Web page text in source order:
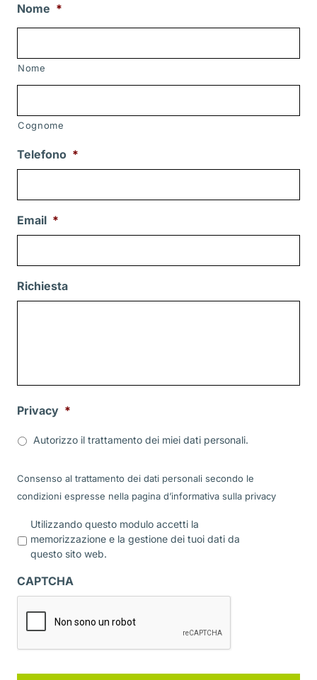
Nome *
Nome
Cognome
Telefono *
Email *
Richiesta
Privacy *
Autorizzo il trattamento dei miei dati personali.
Consenso al trattamento dei dati personali secondo le
condizioni espresse nella pagina d’informativa sulla privacy
r
a
c
Utilizzando questo modulo accetti la
memorizzazione e la gestione dei tuoi dati da
questo sito web.
CAPTCHA